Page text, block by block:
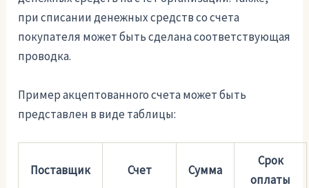
при списании денежных средств со счета
покупателя может быть сделана соответствующая
проводка.
Пример акцептованного счета может быть
представлен в виде таблицы:
Поставщик Счет Сумма
Срок
оплаты